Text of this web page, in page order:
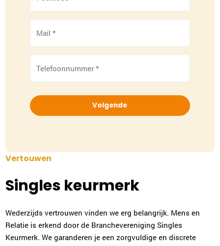
Vertouwen
Singles keurmerk
Wederzijds vertrouwen vinden we erg belangrijk. Mens en
Relatie is erkend door de Branchevereniging Singles
Keurmerk. We garanderen je een zorgvuldige en discrete